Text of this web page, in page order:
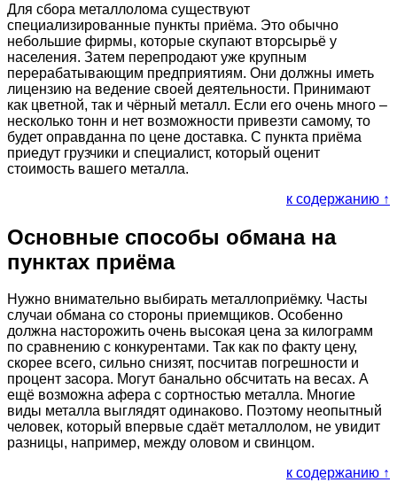
Для сбора металлолома существуют
специализированные пункты приёма. Это обычно
небольшие фирмы, которые скупают вторсырьё у
населения. Затем перепродают уже крупным
перерабатывающим предприятиям. Они должны иметь
лицензию на ведение своей деятельности. Принимают
как цветной, так и чёрный металл. Если его очень много –
несколько тонн и нет возможности привезти самому, то
будет оправданна по цене доставка. С пункта приёма
приедут грузчики и специалист, который оценит
стоимость вашего металла.
к содержанию ↑
Основные способы обмана на
пунктах приёма
Нужно внимательно выбирать металлоприёмку. Часты
случаи обмана со стороны приемщиков. Особенно
должна насторожить очень высокая цена за килограмм
по сравнению с конкурентами. Так как по факту цену,
скорее всего, сильно снизят, посчитав погрешности и
процент засора. Могут банально обсчитать на весах. А
ещё возможна афера с сортностью металла. Многие
виды металла выглядят одинаково. Поэтому неопытный
человек, который впервые сдаёт металлолом, не увидит
разницы, например, между оловом и свинцом.
к содержанию ↑